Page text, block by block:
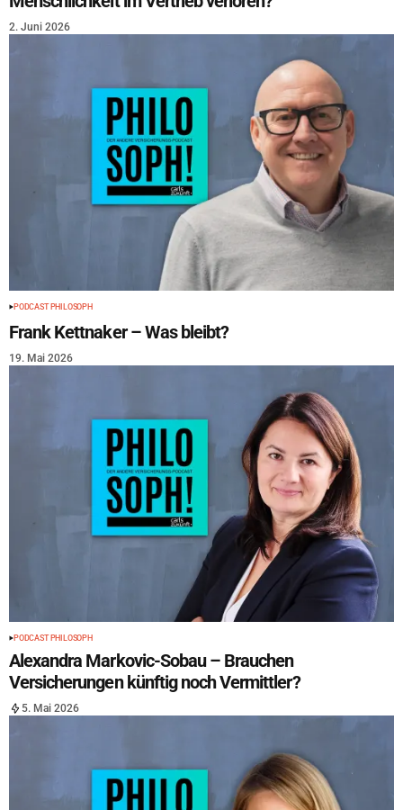
2. Juni 2026
PODCAST PHILOSOPH
Frank Kettnaker – Was bleibt?
19. Mai 2026
PODCAST PHILOSOPH
Alexandra Markovic-Sobau – Brauchen
Versicherungen künftig noch Vermittler?
5. Mai 2026